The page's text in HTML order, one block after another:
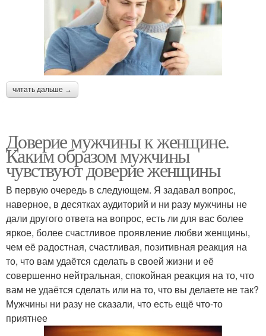
читать дальше →
Доверие мужчины к женщине.
Каким образом мужчины
чувствуют доверие женщины
В первую очередь в следующем. Я задавал вопрос,
наверное, в десятках аудиторий и ни разу мужчины не
дали другого ответа на вопрос, есть ли для вас более
яркое, более счастливое проявление любви женщины,
чем её радостная, счастливая, позитивная реакция на
то, что вам удаётся сделать в своей жизни и её
совершенно нейтральная, спокойная реакция на то, что
вам не удаётся сделать или на то, что вы делаете не так?
Мужчины ни разу не сказали, что есть ещё что-то
приятнее